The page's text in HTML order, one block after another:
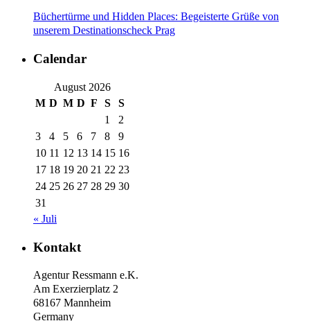
Büchertürme und Hidden Places: Begeisterte Grüße von
unserem Destinationscheck Prag
Calendar
August 2026
M D M D F S
S
1
2
3
4 5 6 7 8
9
10 11 12 13 14 15 16
17 18 19 20 21 22 23
24 25 26 27 28 29 30
31
« Juli
Kontakt
Agentur Ressmann e.K.
Am Exerzierplatz 2
68167 Mannheim
Germany